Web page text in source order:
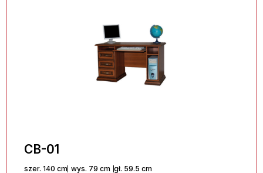
CB-01
szer. 140 cm wys. 79 cm gł. 59.5 cm